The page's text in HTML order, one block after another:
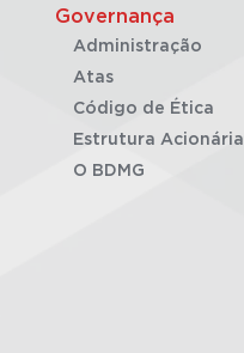
Governança
Administração
Atas
Código de Ética
Estrutura Acionária
O BDMG